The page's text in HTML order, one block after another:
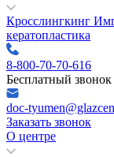
Кросслингкинг
кератопластика
8-800-70-70-616
Бесплатный
doc-
Заказать звонок
О центре